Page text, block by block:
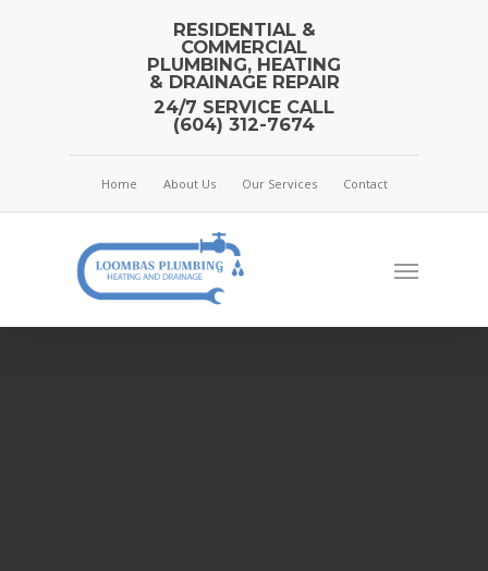
RESIDENTIAL &
COMMERCIAL
PLUMBING, HEATING
& DRAINAGE REPAIR
24/7 SERVICE CALL
(604) 312-7674
Home About Us Our Services Contact